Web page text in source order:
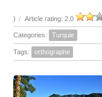
) / Article rating: 2.0
Categories: Turquie
Tags: orthographe